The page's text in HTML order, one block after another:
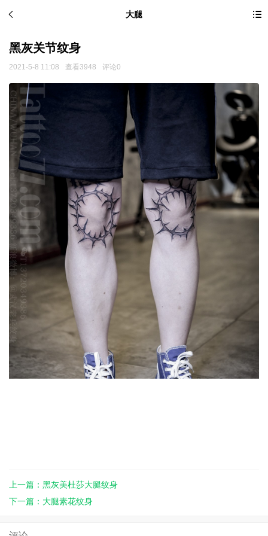
大腿
黑灰关节纹身
2021-5-8 11:08 查看3948 评论0
上一篇：黑灰美杜莎大腿纹身
下一篇：大腿素花纹身